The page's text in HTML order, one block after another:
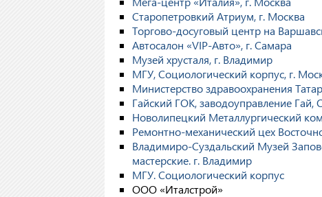
Старопетровкий Атриум, г. Москва
Торгово-досуговый центр на
Автосалон «VIP-Авто», г. Самара
Музей хрусталя, г. Владимир
МГУ, Социологический корпус, г.
Министерство здравоохранения
Гайский ГОК, заводоуправление Гай,
Новолипецкий Металлургический
Ремонтно-механический цех
Владимиро-Суздальский Музей
мастерские. г. Владимир
МГУ. Социологический корпус
ООО «Италстрой»